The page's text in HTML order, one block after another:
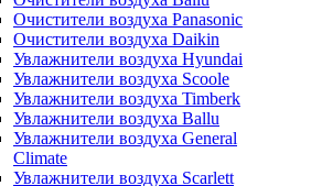
Очистители воздуха Panasonic
Очистители воздуха Daikin
Увлажнители воздуха Hyundai
Увлажнители воздуха Scoole
Увлажнители воздуха Timberk
Увлажнители воздуха Ballu
Увлажнители воздуха General
Climate
Увлажнители воздуха Scarlett